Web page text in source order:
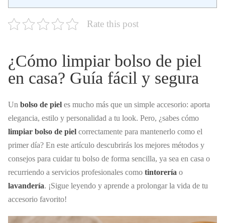
Rate this post
¿Cómo limpiar bolso de piel
en casa? Guía fácil y segura
Un bolso de piel es mucho más que un simple accesorio: aporta
elegancia, estilo y personalidad a tu look. Pero, ¿sabes cómo
limpiar bolso de piel correctamente para mantenerlo como el
primer día? En este artículo descubrirás los mejores métodos y
consejos para cuidar tu bolso de forma sencilla, ya sea en casa o
recurriendo a servicios profesionales como tintorería o
lavandería. ¡Sigue leyendo y aprende a prolongar la vida de tu
accesorio favorito!